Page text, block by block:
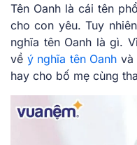
Tên Oanh là cái tên
cho con yêu. Tuy
nghĩa tên Oanh là gì.
về ý nghĩa tên Oanh và
hay cho bố mẹ cùng